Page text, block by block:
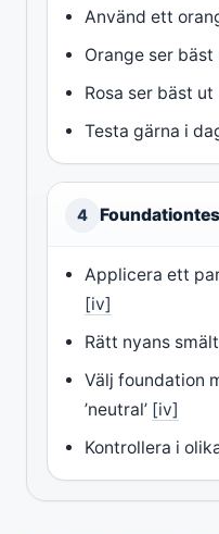
Använd ett
Orange ser
Rosa ser bäst
Testa gärna i
4
Applicera ett
[iv]
Rätt nyans
Välj foundation
’neutral’ [iv]
Kontrollera i